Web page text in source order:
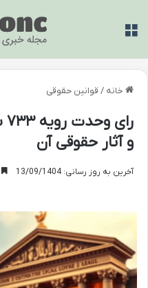
خانه / قوانین حقوقی
و آثار حقوقی آن
آخرین به روز رسانی: 13/09/1404